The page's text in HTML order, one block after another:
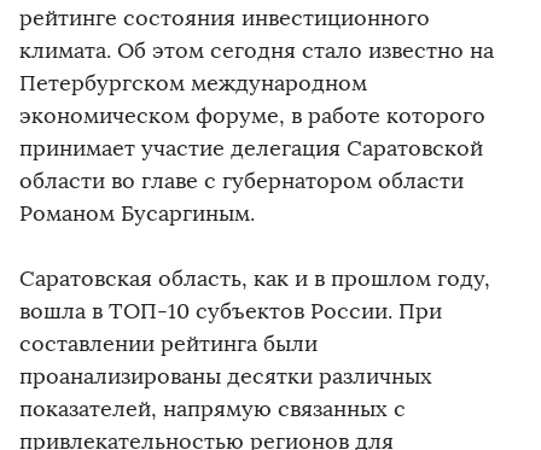
рейтинге состояния инвестиционного
климата. Об этом сегодня стало известно на
Петербургском международном
экономическом форуме, в работе которого
принимает участие делегация Саратовской
области во главе с губернатором области
Романом Бусаргиным.
Саратовская область, как и в прошлом году,
вошла в ТОП-10 субъектов России. При
составлении рейтинга были
проанализированы десятки различных
показателей, напрямую связанных с
привлекательностью регионов для